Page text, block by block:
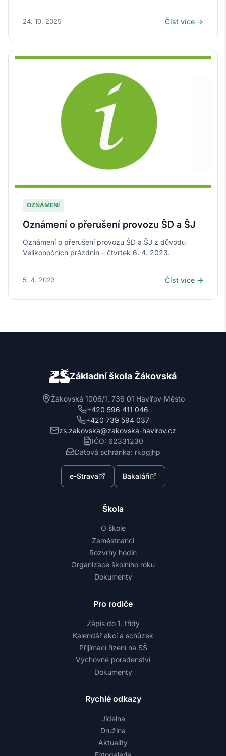
24. 10. 2025 Číst více →
OZNÁMENÍ
Oznámení o přerušení provozu ŠD a ŠJ
Oznámení o přerušení provozu ŠD a ŠJ z důvodu
Velikonočních prázdnin – čtvrtek 6. 4. 2023.
5. 4. 2023 Číst více →
Základní škola Žákovská
Žákovská 1006/1, 736 01 Havířov-Město
+420 596 411 046
+420 739 594 037
zs.zakovska@zakovska-havirov.cz
IČO: 62331230
Datová schránka: rkpgjhp
e-Strava Bakaláři
Škola
O škole
Zaměstnanci
Rozvrhy hodin
Organizace školního roku
Dokumenty
Pro rodiče
Zápis do 1. třídy
Kalendář akcí a schůzek
Přijímací řízení na SŠ
Výchovné poradenství
Dokumenty
Rychlé odkazy
Jídelna
Družina
Aktuality